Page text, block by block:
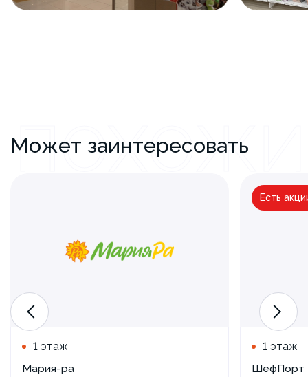
Может заинтересовать
1 этаж
Мария-ра
Есть
1 этаж
ШефПорт